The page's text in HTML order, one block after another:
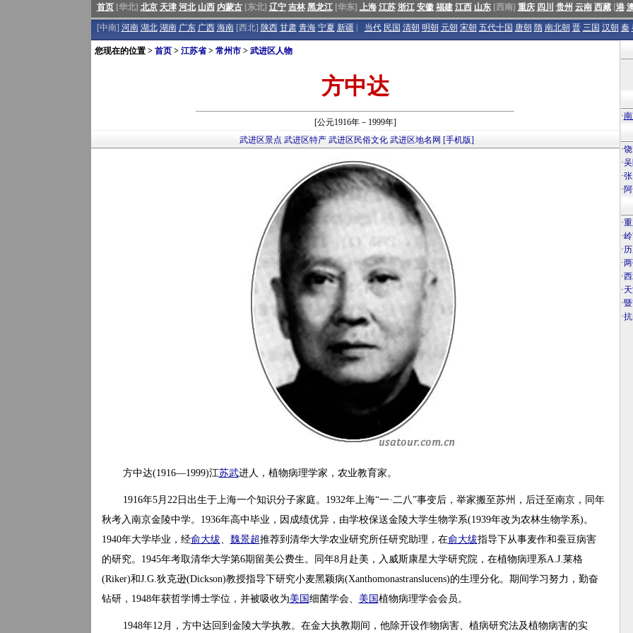
首页[华北] 北京 天津 河北 山西 内蒙古[东北] 辽宁 吉林 黑龙江[华东] 上海 江苏 浙江 安徽 福建 江西 山东[西南] 重庆 四川 贵州 云南 西藏[港
[中南] 河南 湖北 湖南 广东 广西 海南[西北] 陕西 甘肃 青海 宁夏 新疆 当代 民国 清朝 明朝 元朝 宋朝 五代十国 唐朝 隋 南北朝 晋 三国 汉朝 秦
您现在的位置 > 首页> 江苏省> 常州市> 武进区人物
方中达
[公元1916年－1999年]
武进区景点 武进区特产 武进区民俗文化 武进区地名网 [手机版]
方中达(1916—1999)江苏武进人，植物病理学家，农业教育家。
1916年5月22日出生于上海一个知识分子家庭。1932年上海“一·二八”事变后，举家搬至苏州，后迁至南京，同年
秋考入南京金陵中学。1936年高中毕业，因成绩优异，由学校保送金陵大学生物学系(1939年改为农林生物学系)。
1940年大学毕业，经俞大绂、 魏景超推荐到清华大学农业研究所任研究助理，在俞大绂指导下从事麦作和蚕豆病害
的研究。1945年考取清华大学第6期留美公费生。同年8月赴美，入威斯康星大学研究院，在植物病理系A.J.莱格
(Riker)和J.G.狄克逊(Dickson)教授指导下研究小麦黑颖病(Xanthomonastranslucens)的生理分化。期间学习努力，勤奋
钻研，1948年获哲学博士学位，并被吸收为美国 细菌学会、 美国 植物病理学会会员。
1948年12月，方中达回到金陵大学执教。在金大执教期间，他除开设作物病害、植病研究法及植物病害的实
·
·
·
·
·
·
·
·
·
·
·
·
·